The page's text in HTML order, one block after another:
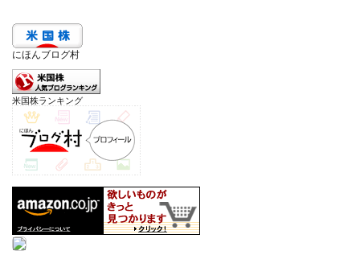
にほんブログ村
米国株ランキング